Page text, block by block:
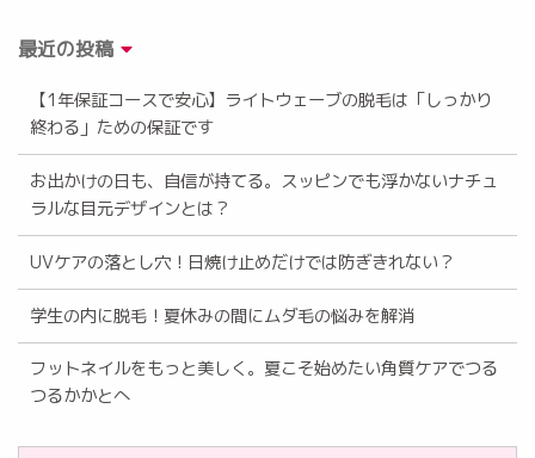
最近の投稿
【1年保証コースで安心】ライトウェーブの脱毛は「しっかり
終わる」ための保証です
お出かけの日も、自信が持てる。スッピンでも浮かないナチュ
ラルな目元デザインとは？
UVケアの落とし穴！日焼け止めだけでは防ぎきれない？
学生の内に脱毛！夏休みの間にムダ毛の悩みを解消
フットネイルをもっと美しく。夏こそ始めたい角質ケアでつる
つるかかとへ